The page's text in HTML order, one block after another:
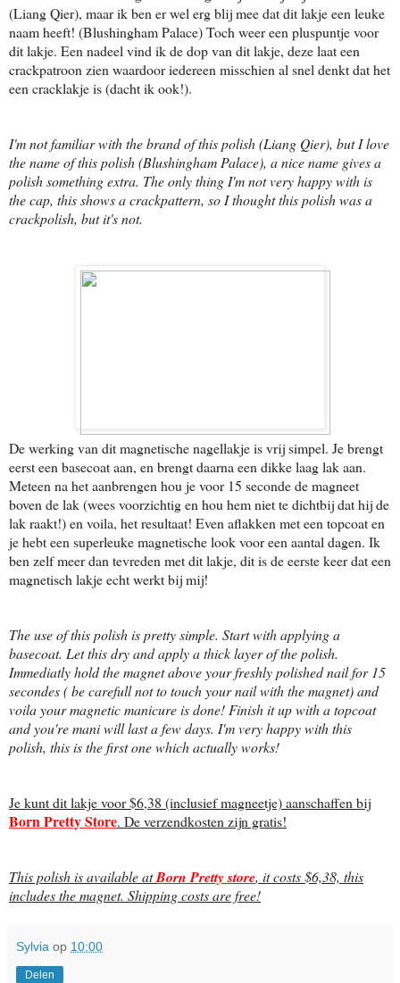
(Liang Qier), maar ik ben er wel erg blij mee dat dit lakje een leuke
naam heeft! (Blushingham Palace) Toch weer een pluspuntje voor
dit lakje. Een nadeel vind ik de dop van dit lakje, deze laat een
crackpatroon zien waardoor iedereen misschien al snel denkt dat het
een cracklakje is (dacht ik ook!).
I'm not familiar with the brand of this polish (Liang Qier), but I love
the name of this polish (Blushingham Palace), a nice name gives a
polish something extra. The only thing I'm not very happy with is
the cap, this shows a crackpattern, so I thought this polish was a
crackpolish, but it's not.
De werking van dit magnetische nagellakje is vrij simpel. Je brengt
eerst een basecoat aan, en brengt daarna een dikke laag lak aan.
Meteen na het aanbrengen hou je voor 15 seconde de magneet
boven de lak (wees voorzichtig en hou hem niet te dichtbij dat hij de
lak raakt!) en voila, het resultaat! Even aflakken met een topcoat en
je hebt een superleuke magnetische look voor een aantal dagen. Ik
ben zelf meer dan tevreden met dit lakje, dit is de eerste keer dat een
magnetisch lakje echt werkt bij mij!
The use of this polish is pretty simple. Start with applying a
basecoat. Let this dry and apply a thick layer of the polish.
Immediatly hold the magnet above your freshly polished nail for 15
secondes ( be carefull not to touch your nail with the magnet) and
voila your magnetic manicure is done! Finish it up with a topcoat
and you're mani will last a few days. I'm very happy with this
polish, this is the first one which actually works!
Je kunt dit lakje voor $6,38 (inclusief magneetje) aanschaffen bij
Born Pretty Store. De verzendkosten zijn gratis!
This polish is available atBorn Pretty store, it costs $6,38, this
includes the magnet. Shipping costs are free!
Sylvia op 10:00
Delen